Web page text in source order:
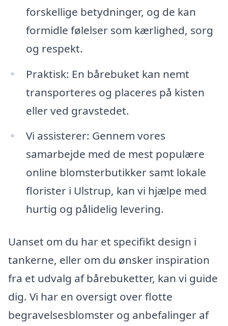
forskellige betydninger, og de kan
formidle følelser som kærlighed, sorg
og respekt.
Praktisk: En bårebuket kan nemt
transporteres og placeres på kisten
eller ved gravstedet.
Vi assisterer: Gennem vores
samarbejde med de mest populære
online blomsterbutikker samt lokale
florister i Ulstrup, kan vi hjælpe med
hurtig og pålidelig levering.
Uanset om du har et specifikt design i
tankerne, eller om du ønsker inspiration
fra et udvalg af bårebuketter, kan vi guide
dig. Vi har en oversigt over flotte
begravelsesblomster og anbefalinger af